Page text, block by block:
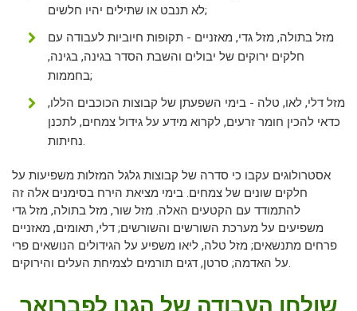
לא תנבט או שתילים יהיו חלשים;
מזל בתולה, מזל גדי, מאזניים - תקופות חיוביות לעבודה עם
חלקים ירוקים של יבולים והשבת הסדר בגינה, בגינה,
בחממות;
מזל דלי, לאו, טלה - בימי השפעתן של קבוצות הכוכבים הללו,
כדאי להכין חומר זרעים, לקרוא מידע על גידול צמחים, לתכנן
נחיתות.
אסטרולוגים עקבו כי סדרה של קבוצות גלגל המזלות משפיעות על
חלקים שונים של צמחים. בימי מציאת הירח בסימנים אלה זה
להתמודד עם הקטעים האלה. מזל שור, מזל בתולה, מזל גדי
משפיעים על מערכת השורשים והשורשים; דלי, תאומים, מאזניים
פרחים מתנשאים; מזל טלה, ליאו משפיע על הגידולים הנושאים פרי
על האדמה; סרטן, דגים תורמים לצמיחת העלים והירוקים.
שולחן העבודה של הגנן לפברואר